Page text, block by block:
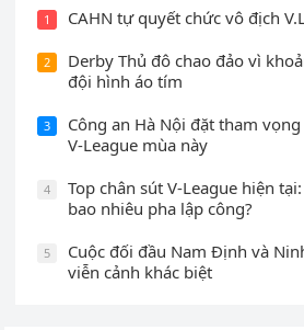
1 CAHN tự quyết chức vô địch
2
Derby Thủ đô chao đảo vì
đội hình áo tím
3
Công an Hà Nội đặt tham
V-League mùa này
4
Top chân sút V-League hiện
bao nhiêu pha lập công?
5
Cuộc đối đầu Nam Định và
viễn cảnh khác biệt